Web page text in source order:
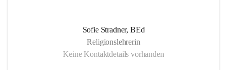
Sofie Stradner, BEd
Religionslehrerin
Keine Kontaktdetails vorhanden